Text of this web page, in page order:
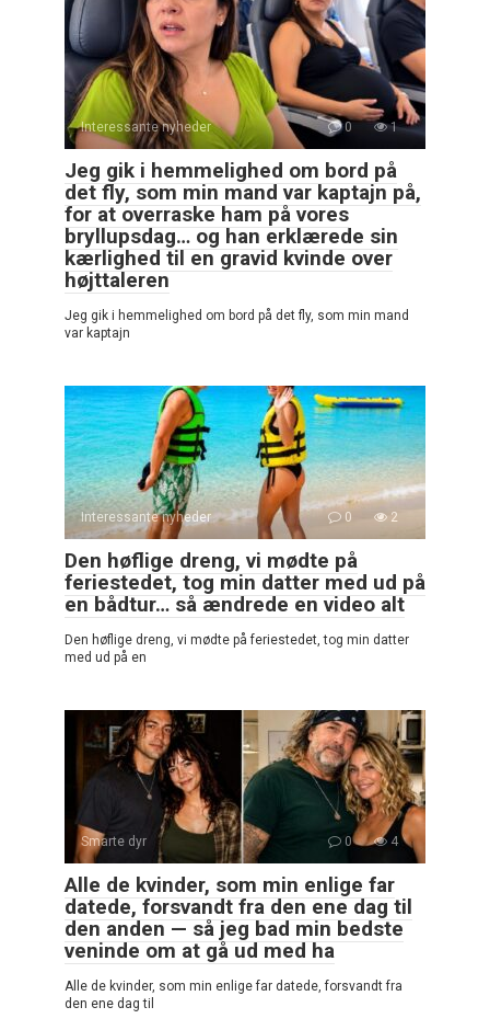
Interessante nyheder 0 1
Jeg gik i hemmelighed om bord på
det fly, som min mand var kaptajn på,
for at overraske ham på vores
bryllupsdag… og han erklærede sin
kærlighed til en gravid kvinde over
højttaleren
Jeg gik i hemmelighed om bord på det fly, som min mand
var kaptajn
Interessante nyheder 0 2
Den høflige dreng, vi mødte på
feriestedet, tog min datter med ud på
en bådtur… så ændrede en video alt
Den høflige dreng, vi mødte på feriestedet, tog min datter
med ud på en
Smarte dyr 0 4
Alle de kvinder, som min enlige far
datede, forsvandt fra den ene dag til
den anden — så jeg bad min bedste
veninde om at gå ud med ha
Alle de kvinder, som min enlige far datede, forsvandt fra
den ene dag til